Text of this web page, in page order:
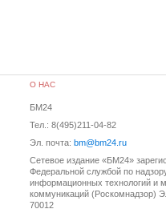
О НАС
БМ24
Тел.: 8(495)211-04-82
Эл. почта: bm@bm24.ru
Сетевое издание «БМ24»
Федеральной службой по
информационных технологий и
коммуникаций (Роскомнадзор)
70012